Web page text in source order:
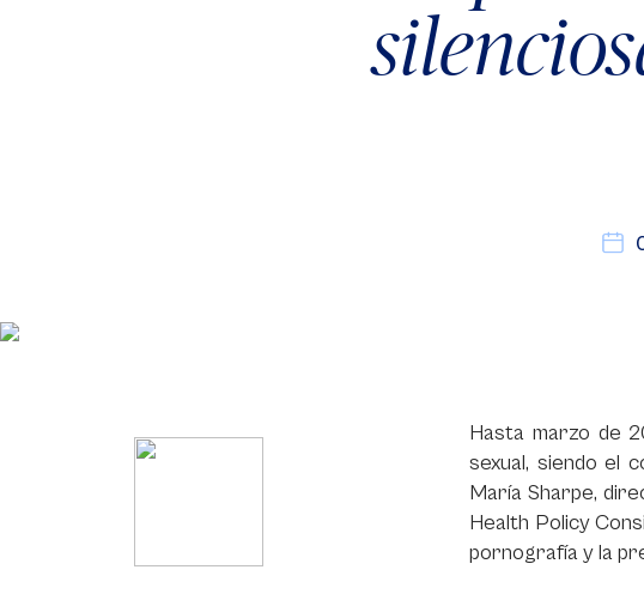
Hasta marzo de
sexual, siendo el
María Sharpe,
Health Policy
pornografía y la